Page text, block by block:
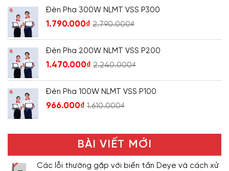
Đèn Pha 300W NLMT VSS P300
1.790.000₫ 2.790.000₫
Đèn Pha 200W NLMT VSS P200
1.470.000₫ 2.240.000₫
Đèn Pha 100W NLMT VSS P100
966.000₫ 1.610.000₫
BÀI VIẾT MỚI
Các lỗi thường gặp với biến tần Deye và cách xử